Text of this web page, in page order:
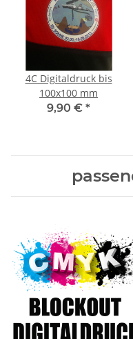
4C Digitaldruck bis
100x100 mm
9,90 € *